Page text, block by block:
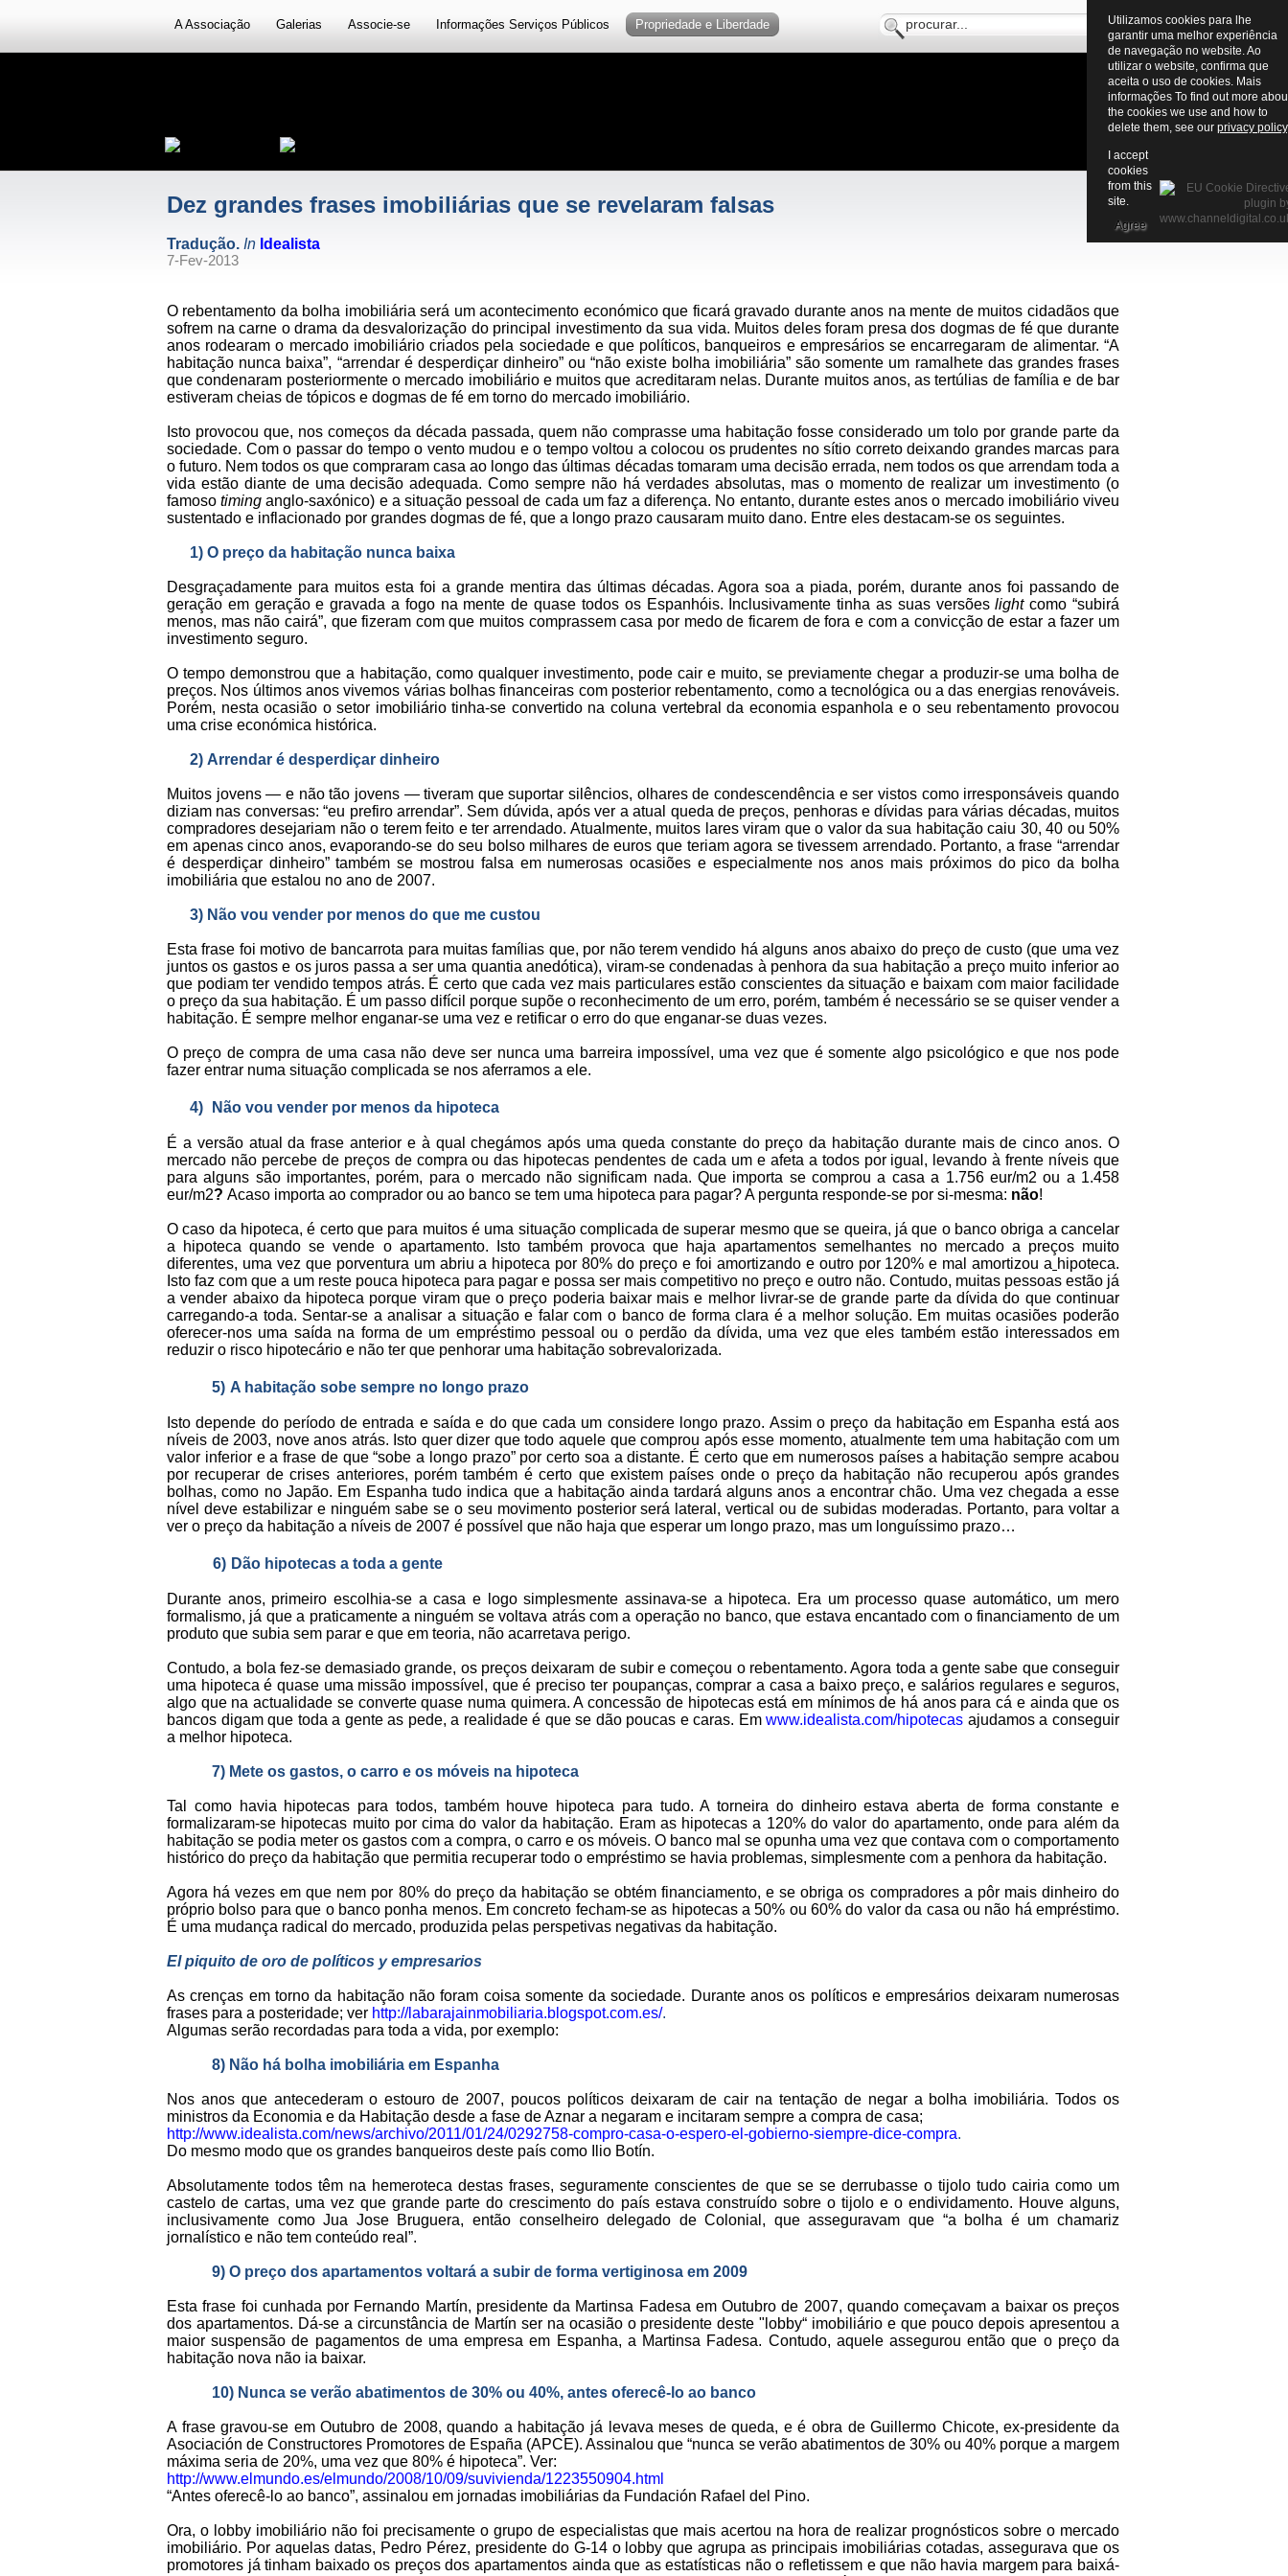
A Associação Galerias Associe-se Informações Serviços Públicos Propriedade e Liberdade
Dez grandes frases imobiliárias que se revelaram falsas
Tradução. In Idealista
7-Fev-2013
O rebentamento da bolha imobiliária será um acontecimento económico que ficará gravado durante anos na mente de muitos cidadãos que
sofrem na carne o drama da desvalorização do principal investimento da sua vida. Muitos deles foram presa dos dogmas de fé que durante
anos rodearam o mercado imobiliário criados pela sociedade e que políticos, banqueiros e empresários se encarregaram de alimentar. “A
habitação nunca baixa”, “arrendar é desperdiçar dinheiro” ou “não existe bolha imobiliária” são somente um ramalhete das grandes frases
que condenaram posteriormente o mercado imobiliário e muitos que acreditaram nelas. Durante muitos anos, as tertúlias de família e de bar
estiveram cheias de tópicos e dogmas de fé em torno do mercado imobiliário.
Isto provocou que, nos começos da década passada, quem não comprasse uma habitação fosse considerado um tolo por grande parte da
sociedade. Com o passar do tempo o vento mudou e o tempo voltou a colocou os prudentes no sítio correto deixando grandes marcas para
o futuro. Nem todos os que compraram casa ao longo das últimas décadas tomaram uma decisão errada, nem todos os que arrendam toda a
vida estão diante de uma decisão adequada. Como sempre não há verdades absolutas, mas o momento de realizar um investimento (o
famosotiming anglo-saxónico) e a situação pessoal de cada um faz a diferença. No entanto, durante estes anos o mercado imobiliário viveu
sustentado e inflacionado por grandes dogmas de fé, que a longo prazo causaram muito dano. Entre eles destacam-se os seguintes.
1) O preço da habitação nunca baixa
Desgraçadamente para muitos esta foi a grande mentira das últimas décadas. Agora soa a piada, porém, durante anos foi passando de
geração em geração e gravada a fogo na mente de quase todos os Espanhóis. Inclusivamente tinha as suas versõeslightcomo “subirá
menos, mas não cairá”, que fizeram com que muitos comprassem casa por medo de ficarem de fora e com a convicção de estar a fazer um
investimento seguro.
O tempo demonstrou que a habitação, como qualquer investimento, pode cair e muito, se previamente chegar a produzir-se uma bolha de
preços. Nos últimos anos vivemos várias bolhas financeiras com posterior rebentamento, como a tecnológica ou a das energias renováveis.
Porém, nesta ocasião o setor imobiliário tinha-se convertido na coluna vertebral da economia espanhola e o seu rebentamento provocou
uma crise económica histórica.
2) Arrendar é desperdiçar dinheiro
Muitos jovens — e não tão jovens — tiveram que suportar silêncios, olhares de condescendência e ser vistos como irresponsáveis quando
diziam nas conversas: “eu prefiro arrendar”. Sem dúvida, após ver a atual queda de preços, penhoras e dívidas para várias décadas, muitos
compradores desejariam não o terem feito e ter arrendado. Atualmente, muitos lares viram que o valor da sua habitação caiu 30, 40 ou 50%
em apenas cinco anos, evaporando-se do seu bolso milhares de euros que teriam agora se tivessem arrendado. Portanto, a frase “arrendar
é desperdiçar dinheiro” também se mostrou falsa em numerosas ocasiões e especialmente nos anos mais próximos do pico da bolha
imobiliária que estalou no ano de 2007.
3) Não vou vender por menos do que me custou
Esta frase foi motivo de bancarrota para muitas famílias que, por não terem vendido há alguns anos abaixo do preço de custo (que uma vez
juntos os gastos e os juros passa a ser uma quantia anedótica), viram-se condenadas à penhora da sua habitação a preço muito inferior ao
que podiam ter vendido tempos atrás. É certo que cada vez mais particulares estão conscientes da situação e baixam com maior facilidade
o preço da sua habitação. É um passo difícil porque supõe o reconhecimento de um erro, porém, também é necessário se se quiser vender a
habitação. É sempre melhor enganar-se uma vez e retificar o erro do que enganar-se duas vezes.
O preço de compra de uma casa não deve ser nunca uma barreira impossível, uma vez que é somente algo psicológico e que nos pode
fazer entrar numa situação complicada se nos aferramos a ele.
4) Não vou vender por menos da hipoteca
É a versão atual da frase anterior e à qual chegámos após uma queda constante do preço da habitação durante mais de cinco anos. O
mercado não percebe de preços de compra ou das hipotecas pendentes de cada um e afeta a todos por igual, levando à frente níveis que
para alguns são importantes, porém, para o mercado não significam nada. Que importa se comprou a casa a 1.756 eur/m2 ou a 1.458
eur/m2? Acaso importa ao comprador ou ao banco se tem uma hipoteca para pagar? A pergunta responde-se por si-mesma: não!
O caso da hipoteca, é certo que para muitos é uma situação complicada de superar mesmo que se queira, já que o banco obriga a cancelar
a hipoteca quando se vende o apartamento. Isto também provoca que haja apartamentos semelhantes no mercado a preços muito
diferentes, uma vez que porventura um abriu a hipoteca por 80% do preço e foi amortizando e outro por 120% e mal amortizou a hipoteca.
Isto faz com que a um reste pouca hipoteca para pagar e possa ser mais competitivo no preço e outro não. Contudo, muitas pessoas estão já
a vender abaixo da hipoteca porque viram que o preço poderia baixar mais e melhor livrar-se de grande parte da dívida do que continuar
carregando-a toda. Sentar-se a analisar a situação e falar com o banco de forma clara é a melhor solução. Em muitas ocasiões poderão
oferecer-nos uma saída na forma de um empréstimo pessoal ou o perdão da dívida, uma vez que eles também estão interessados em
reduzir o risco hipotecário e não ter que penhorar uma habitação sobrevalorizada.
5) A habitação sobe sempre no longo prazo
Isto depende do período de entrada e saída e do que cada um considere longo prazo. Assim o preço da habitação em Espanha está aos
níveis de 2003, nove anos atrás. Isto quer dizer que todo aquele que comprou após esse momento, atualmente tem uma habitação com um
valor inferior e a frase de que “sobe a longo prazo” por certo soa a distante. É certo que em numerosos países a habitação sempre acabou
por recuperar de crises anteriores, porém também é certo que existem países onde o preço da habitação não recuperou após grandes
bolhas, como no Japão. Em Espanha tudo indica que a habitação ainda tardará alguns anos a encontrar chão. Uma vez chegada a esse
nível deve estabilizar e ninguém sabe se o seu movimento posterior será lateral, vertical ou de subidas moderadas. Portanto, para voltar a
ver o preço da habitação a níveis de 2007 é possível que não haja que esperar um longo prazo, mas um longuíssimo prazo…
6) Dão hipotecas a toda a gente
Durante anos, primeiro escolhia-se a casa e logo simplesmente assinava-se a hipoteca. Era um processo quase automático, um mero
formalismo, já que a praticamente a ninguém se voltava atrás com a operação no banco, que estava encantado com o financiamento de um
produto que subia sem parar e que em teoria, não acarretava perigo.
Contudo, a bola fez-se demasiado grande, os preços deixaram de subir e começou o rebentamento. Agora toda a gente sabe que conseguir
uma hipoteca é quase uma missão impossível, que é preciso ter poupanças, comprar a casa a baixo preço, e salários regulares e seguros,
algo que na actualidade se converte quase numa quimera. A concessão de hipotecas está em mínimos de há anos para cá e ainda que os
bancos digam que toda a gente as pede, a realidade é que se dão poucas e caras. Emwww.idealista.com/hipotecas ajudamos a conseguir
a melhor hipoteca.
7) Mete os gastos, o carro e os móveis na hipoteca
Tal como havia hipotecas para todos, também houve hipoteca para tudo. A torneira do dinheiro estava aberta de forma constante e
formalizaram-se hipotecas muito por cima do valor da habitação. Eram as hipotecas a 120% do valor do apartamento, onde para além da
habitação se podia meter os gastos com a compra, o carro e os móveis. O banco mal se opunha uma vez que contava com o comportamento
histórico do preço da habitação que permitia recuperar todo o empréstimo se havia problemas, simplesmente com a penhora da habitação.
Agora há vezes em que nem por 80% do preço da habitação se obtém financiamento, e se obriga os compradores a pôr mais dinheiro do
próprio bolso para que o banco ponha menos. Em concreto fecham-se as hipotecas a 50% ou 60% do valor da casa ou não há empréstimo.
É uma mudança radical do mercado, produzida pelas perspetivas negativas da habitação.
El piquito de oro de políticos y empresarios
As crenças em torno da habitação não foram coisa somente da sociedade. Durante anos os políticos e empresários deixaram numerosas
frases para a posteridade; ver http://labarajainmobiliaria.blogspot.com.es/.
Algumas serão recordadas para toda a vida, por exemplo:
8) Não há bolha imobiliária em Espanha
Nos anos que antecederam o estouro de 2007, poucos políticos deixaram de cair na tentação de negar a bolha imobiliária. Todos os
ministros da Economia e da Habitação desde a fase de Aznar a negaram e incitaram sempre a compra de casa;
http://www.idealista.com/news/archivo/2011/01/24/0292758-compro-casa-o-espero-el-gobierno-siempre-dice-compra.
Do mesmo modo que os grandes banqueiros deste país como Ilio Botín.
Absolutamente todos têm na hemeroteca destas frases, seguramente conscientes de que se se derrubasse o tijolo tudo cairia como um
castelo de cartas, uma vez que grande parte do crescimento do país estava construído sobre o tijolo e o endividamento. Houve alguns,
inclusivamente como Jua Jose Bruguera, então conselheiro delegado de Colonial, que asseguravam que “a bolha é um chamariz
jornalístico e não tem conteúdo real”.
9) O preço dos apartamentos voltará a subir de forma vertiginosa em 2009
Esta frase foi cunhada por Fernando Martín, presidente da Martinsa Fadesa em Outubro de 2007, quando começavam a baixar os preços
dos apartamentos. Dá-se a circunstância de Martín ser na ocasião o presidente deste "lobby“ imobiliário e que pouco depois apresentou a
maior suspensão de pagamentos de uma empresa em Espanha, a Martinsa Fadesa. Contudo, aquele assegurou então que o preço da
habitação nova não ia baixar.
10) Nunca se verão abatimentos de 30% ou 40%, antes oferecê-lo ao banco
A frase gravou-se em Outubro de 2008, quando a habitação já levava meses de queda, e é obra de Guillermo Chicote, ex-presidente da
Asociación de Constructores Promotores de España (APCE). Assinalou que “nunca se verão abatimentos de 30% ou 40% porque a margem
máxima seria de 20%, uma vez que 80% é hipoteca”. Ver:
http://www.elmundo.es/elmundo/2008/10/09/suvivienda/1223550904.html
“Antes oferecê-lo ao banco”, assinalou em jornadas imobiliárias da Fundación Rafael del Pino.
Ora, o lobby imobiliário não foi precisamente o grupo de especialistas que mais acertou na hora de realizar prognósticos sobre o mercado
imobiliário. Por aquelas datas, Pedro Pérez, presidente do G-14 o lobby que agrupa as principais imobiliárias cotadas, assegurava que os
promotores já tinham baixado os preços dos apartamentos ainda que as estatísticas não o refletissem e que não havia margem para baixá-
Utilizamos cookies para lhe
garantir uma melhor experiência
de navegação no website. Ao
utilizar o website, confirma que
aceita o uso de cookies. Mais
informações To find out more
the cookies we use and how to
delete them, see our privacy policy
I accept
cookies
from this
site.
Agree